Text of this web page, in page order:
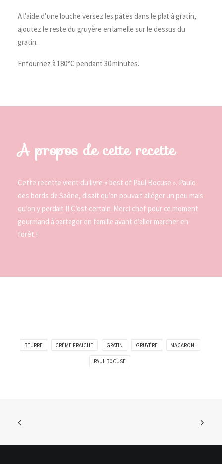
A l’aide d’une louche versez les pâtes dans le plat à gratin,
ajoutez le reste du gruyère en lamelle sur le dessus du
gratin.
Enfournez à 180°C pendant 30 minutes.
A propos de cette recette
Cette recette vient du livre « best of Paul Bocuse ». Paulo
des bords de Saône, disait qu’on pouvait alléger un peu mais
qu’on y perdait !! C’est certain. Merci chef pour ce moment
gourmand à partager en famille avant d’aller marcher en
forêt !
BEURRE CRÈME FRAICHE GRATIN GRUYÈRE MACARONI
PAUL BOCUSE